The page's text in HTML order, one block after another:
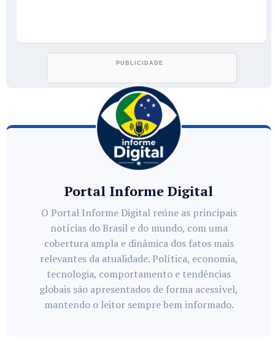
Portal Informe Digital
O Portal Informe Digital reúne as principais
notícias do Brasil e do mundo, com uma
cobertura ampla e dinâmica dos fatos mais
relevantes da atualidade. Política, economia,
tecnologia, comportamento e tendências
globais são apresentados de forma acessível,
mantendo o leitor sempre bem informado.